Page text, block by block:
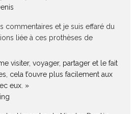
commentaires et je suis effaré du
liée à ces prothèses de
visiter, voyager, partager et le fait
cela t’ouvre plus facilement aux
eux. »